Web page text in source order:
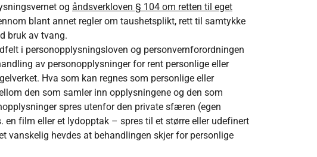
og åndsverkloven § 104 om retten til eget
blant annet regler om taushetsplikt, rett til samtykke
bruk av tvang.
i personopplysningsloven og personvernforordningen
av personopplysninger for rent personlige eller
Hva som kan regnes som personlige eller
den som samler inn opplysningene og den som
spres utenfor den private sfæren (egen
film eller et lydopptak – spres til et større eller udefinert
vanskelig hevdes at behandlingen skjer for personlige